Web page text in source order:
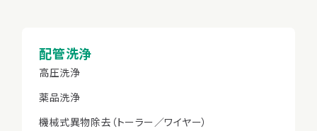
配管洗浄
高圧洗浄
薬品洗浄
機械式異物除去（トーラー／ワイヤー）